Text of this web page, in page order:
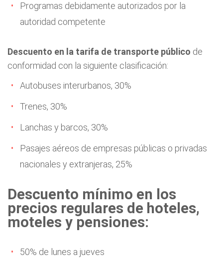
Programas debidamente autorizados por la
autoridad competente
Descuento en la tarifa de transporte público de
conformidad con la siguiente clasificación:
Autobuses interurbanos, 30%
Trenes, 30%
Lanchas y barcos, 30%
Pasajes aéreos de empresas públicas o privadas
nacionales y extranjeras, 25%
Descuento mínimo en los
precios regulares de hoteles,
moteles y pensiones:
50% de lunes a jueves